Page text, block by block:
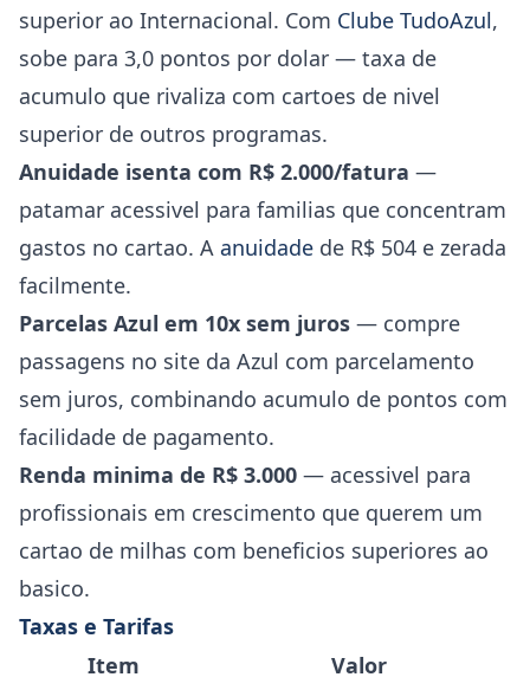
superior ao Internacional. Com Clube TudoAzul,
sobe para 3,0 pontos por dolar — taxa de
acumulo que rivaliza com cartoes de nivel
superior de outros programas.
Anuidade isenta com R$ 2.000/fatura —
patamar acessivel para familias que concentram
gastos no cartao. A anuidade de R$ 504 e zerada
facilmente.
Parcelas Azul em 10x sem juros — compre
passagens no site da Azul com parcelamento
sem juros, combinando acumulo de pontos com
facilidade de pagamento.
Renda minima de R$ 3.000 — acessivel para
profissionais em crescimento que querem um
cartao de milhas com beneficios superiores ao
basico.
Taxas e Tarifas
Item
Valor